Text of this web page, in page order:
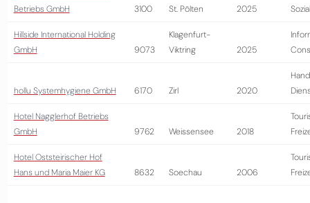
Betriebs GmbH
3100 St. Pölten 2025
Hillside International Holding
GmbH
9073
Klagenfurt-
Viktring
2025
hollu Systemhygiene GmbH 6170 Zirl 2020
Hotel Nagglerhof Betriebs
GmbH
9762 Weissensee 2018
Hotel Oststeirischer Hof
Hans und Maria Maier KG
8632 Soechau 2006